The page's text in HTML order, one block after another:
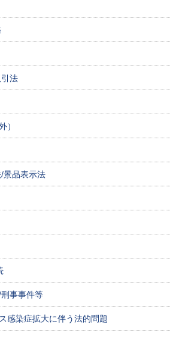
法
）
景品表示法
事事件等
感染症拡大に伴う法的問題